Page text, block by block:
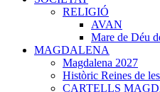
RELIGIÓ
AVAN
Mare de Déu
MAGDALENA
Magdalena 2027
Històric Reines de
CARTELLS